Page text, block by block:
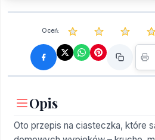
Oceń:
Opis
Oto przepis na ciasteczka, które